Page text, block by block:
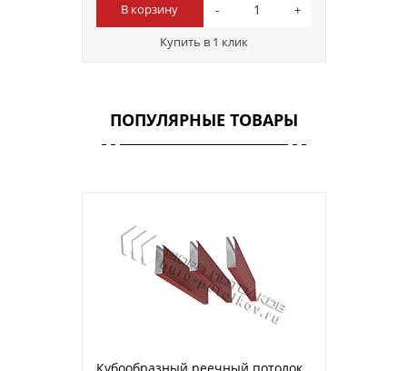
В корзину
Купить в 1 клик
ПОПУЛЯРНЫЕ ТОВАРЫ